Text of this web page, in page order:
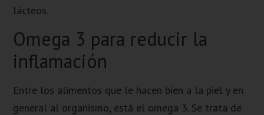
lácteos.
Omega 3 para reducir la
inflamación
Entre los alimentos que le hacen bien a la piel y en
general al organismo, está el omega 3. Se trata de